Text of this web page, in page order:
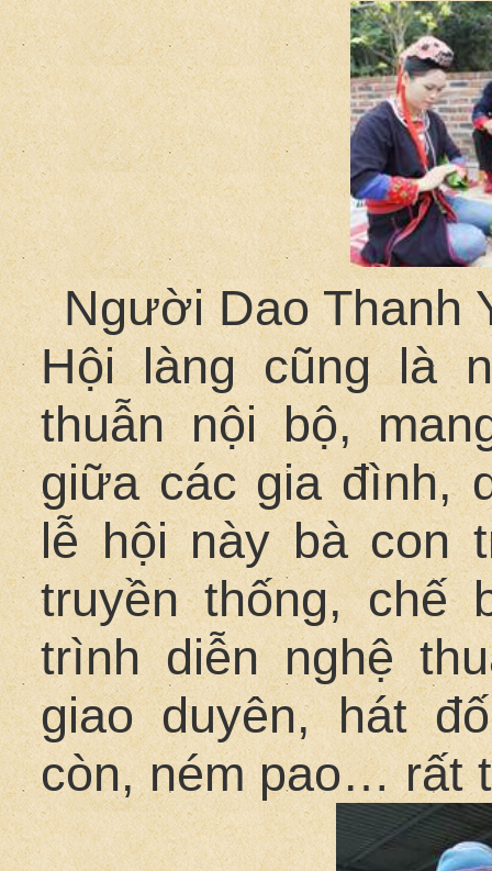
Người Dao Thanh
Hội làng cũng là
thuẫn nội bộ,
giữa các gia đình,
lễ hội này bà con
truyền thống, chế
trình diễn nghệ
giao duyên, hát
còn, ném pao… rất